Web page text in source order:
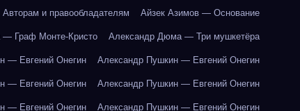
Авторам и правообладателям Айзек Азимов — Основание
Граф Монте-Кристо Александр Дюма — Три мушкетёра
— Евгений Онегин Александр Пушкин — Евгений Онегин
— Евгений Онегин Александр Пушкин — Евгений Онегин
— Евгений Онегин Александр Пушкин — Евгений Онегин